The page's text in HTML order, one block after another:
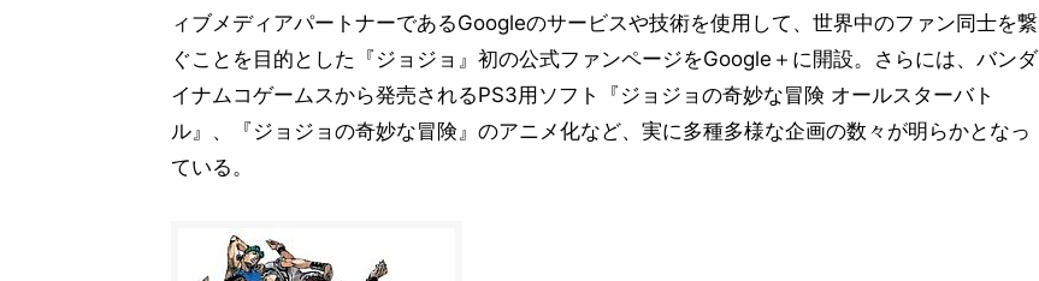
ィブメディアパートナーであるGoogleのサービスや技術を使用して、世界中のファン同士を繋
ぐことを目的とした『ジョジョ』初の公式ファンページをGoogle＋に開設。さらには、バンダ
イナムコゲームスから発売されるPS3用ソフト『ジョジョの奇妙な冒険 オールスターバト
ル』、『ジョジョの奇妙な冒険』のアニメ化など、実に多種多様な企画の数々が明らかとなっ
ている。